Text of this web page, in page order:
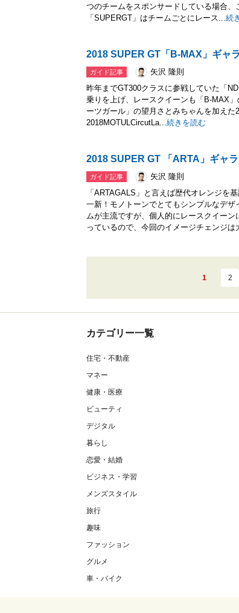
つのチームをスポンサードしている場合
「SUPERGT」はチームごとにレース...続
2018 SUPER GT「B-MAX」ギャ
ガイド記事
矢沢 隆則
昨年までGT300クラスに参戦していた「
乗りを上げ、レースクイーンも「B-MAX
ーツガール」の望月さとみちゃんを加え
2018MOTULCircutLa...続きを読む
2018 SUPER GT 「ARTA」ギャ
ガイド記事
矢沢 隆則
「ARTAGALS」と言えば歴代オレンジを
一新！モノトーンでとてもシンプルなデ
ムが主流ですが、個人的にレースクイー
っているので、今回のイメージチェンジは
1 2
カテゴリー一覧
住宅・不動産
マネー
健康・医療
ビューティ
デジタル
暮らし
恋愛・結婚
ビジネス・学習
メンズスタイル
旅行
趣味
ファッション
グルメ
車・バイク